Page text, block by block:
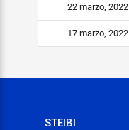
22 marzo, 2022
17 marzo, 2022
STEIBI